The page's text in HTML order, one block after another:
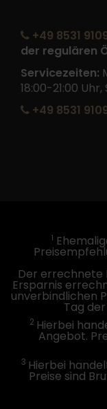
+49 8531
der regulären
Servicezeiten:
18:00-21:00
+49 8531
1
Der errechnete
Ersparnis
unverbindlichen
Tag
2 Hierbei
Angebot.
3 Hierbei
Preise sind